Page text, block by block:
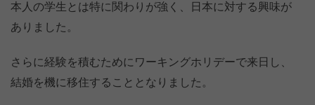
本人の学生とは特に関わりが強く、日本に対する興味が
ありました。
さらに経験を積むためにワーキングホリデーで来日し、
結婚を機に移住することとなりました。